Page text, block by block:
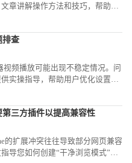
章讲解操作方法和技巧，帮助用
排查
视频播放可能出现不稳定情况。问
实操指导，帮助用户优化设置，
第三方插件以提高兼容性
的扩展冲突往往导致部分网页兼容
导您如何创建“干净浏览模式”，